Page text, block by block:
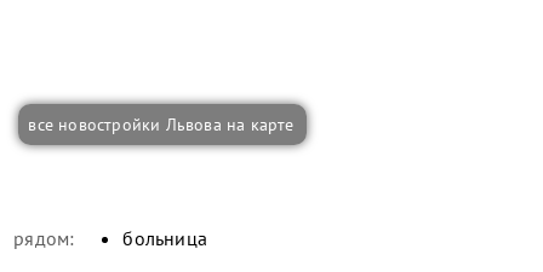
все новостройки Львова на карте
рядом: больница